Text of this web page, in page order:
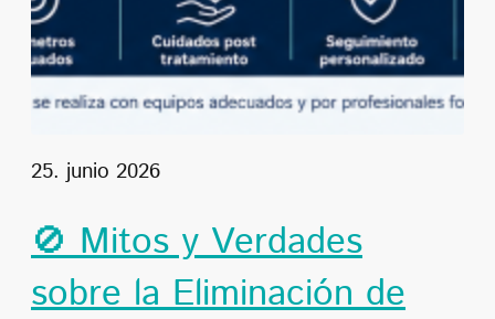
25. junio 2026
🚫 Mitos y Verdades
sobre la Eliminación de